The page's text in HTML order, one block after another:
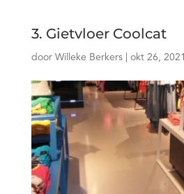
3. Gietvloer Coolcat
door Willeke Berkers| okt 26, 2021